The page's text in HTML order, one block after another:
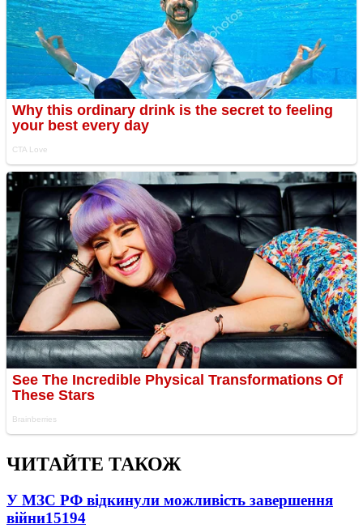
ЧИТАЙТЕ ТАКОЖ
У МЗС РФ відкинули можливість завершення
війни15194